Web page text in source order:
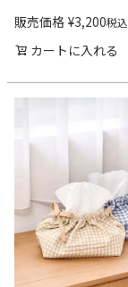
販売価格 ¥3,200税込
カートに入れる